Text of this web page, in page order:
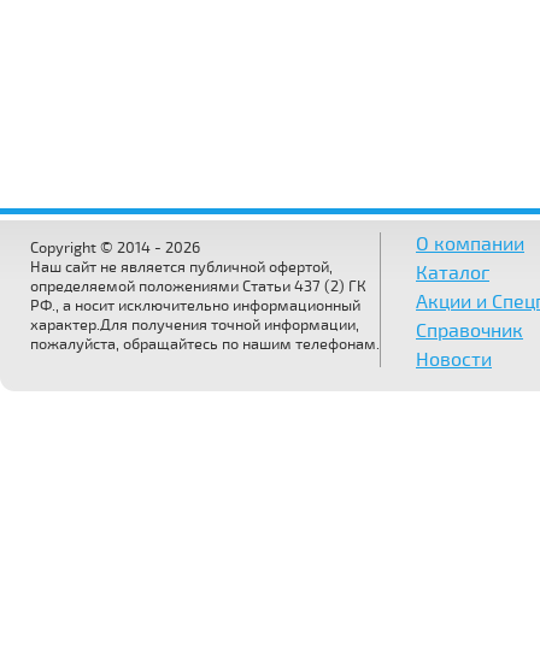
Copyright © 2014 - 2026
Наш сайт не является публичной офертой,
определяемой положениями Статьи 437 (2) ГК
РФ., а носит исключительно информационный
характер.Для получения точной информации,
пожалуйста, обращайтесь по нашим телефонам.
О компании
Каталог
Акции и
Справочник
Новости